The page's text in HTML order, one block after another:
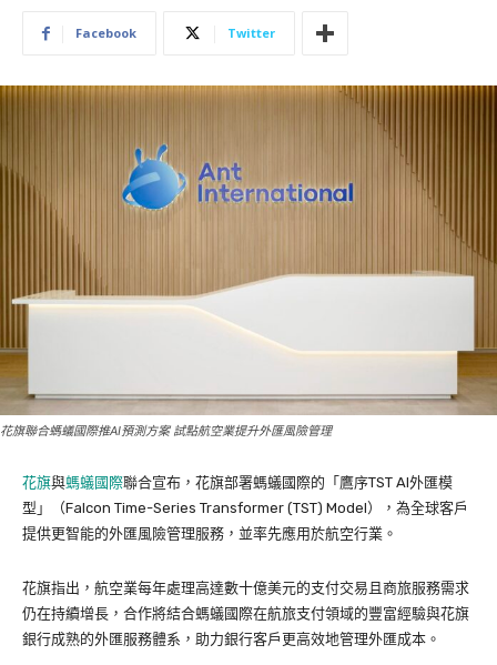
Facebook Twitter
花旗聯合螞蟻國際推AI預測方案 試點航空業提升外匯風險管理
花旗與螞蟻國際聯合宣布，花旗部署螞蟻國際的「鷹序TST AI外匯模
型」（Falcon Time-Series Transformer (TST) Model），為全球客戶
提供更智能的外匯風險管理服務，並率先應用於航空行業。
花旗指出，航空業每年處理高達數十億美元的支付交易且商旅服務需求
仍在持續增長，合作將結合螞蟻國際在航旅支付領域的豐富經驗與花旗
銀行成熟的外匯服務體系，助力銀行客戶更高效地管理外匯成本。